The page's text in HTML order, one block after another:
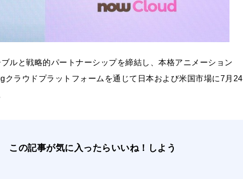
ルと戦略的パートナーシップを締結し、本格アニメーション
ラウドプラットフォームを通じて日本および米国市場に7月24
この記事が気に入ったらいいね！しよう